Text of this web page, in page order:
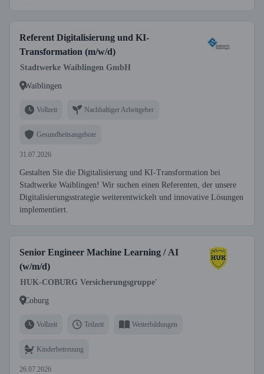
Referent Digitalisierung und KI-
Transformation (m/w/d)
Stadtwerke Waiblingen GmbH
Waiblingen
Vollzeit Nachhaltiger Arbeitgeber
Gesundheitsangebote
31.07.2026
Gestalten Sie die Digitalisierung und KI-Transformation bei
Stadtwerke Waiblingen! Wir suchen einen Referenten, der unsere
Digitalisierungsstrategie weiterentwickelt und innovative Lösungen
implementiert.
Senior Engineer Machine Learning / AI
(w/m/d)
HUK-COBURG Versicherungsgruppe'
Coburg
Vollzeit Teilzeit Weiterbildungen
Kinderbetreuung
26.07.2026